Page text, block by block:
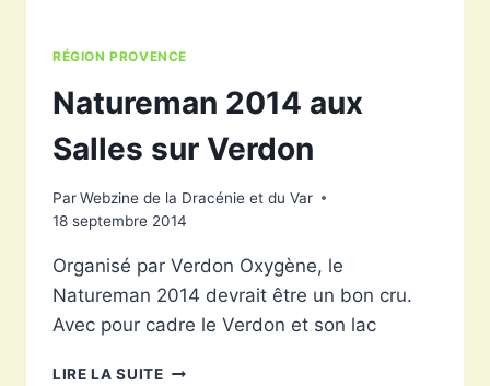
RÉGION PROVENCE
Natureman 2014 aux
Salles sur Verdon
ParWebzine de la Dracénie et du Var
18 septembre 2014
Organisé par Verdon Oxygène, le
Natureman 2014 devrait être un bon cru.
Avec pour cadre le Verdon et son lac
LIRE LA SUITENATUREMAN